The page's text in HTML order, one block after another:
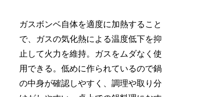
ガスボンベ自体を適度に加熱すること
で、ガスの気化熱による温度低下を抑
止して火力を維持。ガスをムダなく使
用できる。低めに作られているので鍋
の中身が確認しやすく、調理や取り分